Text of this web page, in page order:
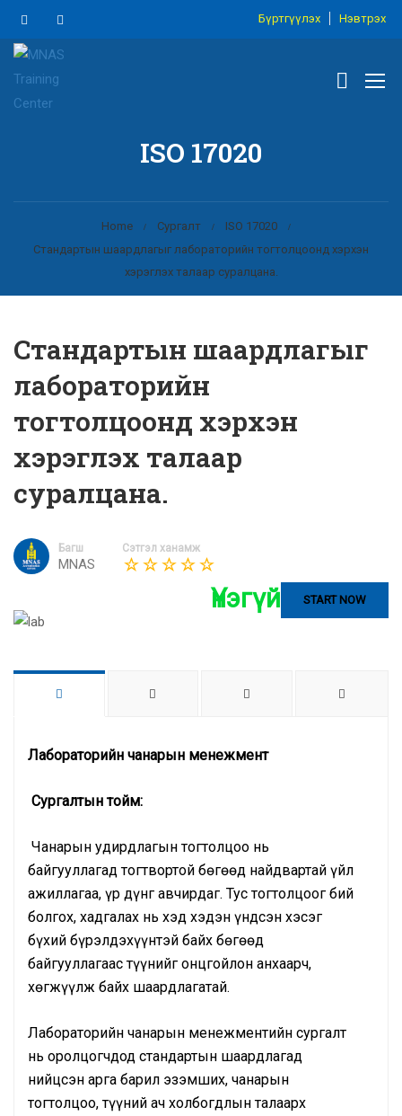
Бүртгүүлэх Нэвтрэх
Home Сургалт
ISO 17020
Стандартын шаардлагыг лабораторийн тогтолцоонд хэрхэн
хэрэглэх талаар суралцана.
ISO 17020
Стандартын шаардлагыг
лабораторийн
тогтолцоонд хэрхэн
хэрэглэх талаар
суралцана.
Багш
MNAS
Сэтгэл ханамж
Үнэгүй START NOW
Лабораторийн чанарын менежмент
Сургалтын тойм:
Чанарын удирдлагын тогтолцоо нь
байгууллагад тогтвортой бөгөөд найдвартай үйл
ажиллагаа, үр дүнг авчирдаг. Тус тогтолцоог бий
болгох, хадгалах нь хэд хэдэн үндсэн хэсэг
бүхий бүрэлдэхүүнтэй байх бөгөөд
байгууллагаас түүнийг онцгойлон анхаарч,
хөгжүүлж байх шаардлагатай.
Лабораторийн чанарын менежментийн сургалт
нь оролцогчдод стандартын шаардлагад
нийцсэн арга барил эзэмших, чанарын
тогтолцоо, түүний ач холбогдлын талаарх